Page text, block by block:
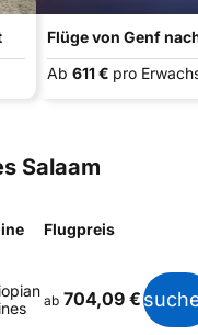
Flüge von Genf
Ab 611 € pro
Salaam
Flugpreis
ab 704,09 €